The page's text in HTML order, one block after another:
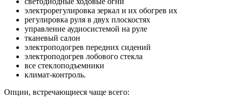
электрорегулировка зеркал и их обогрев их
регулировка руля в двух плоскостях
управление аудиосистемой на руле
тканевый салон
электроподогрев передних сидений
электроподогрев лобового стекла
все стеклоподъемники
климат-контроль.
Опции, встречающиеся чаще всего: